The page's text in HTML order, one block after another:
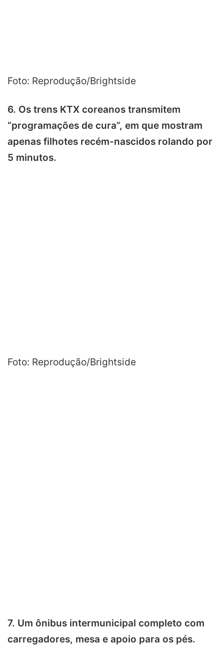
Foto: Reprodução/Brightside
6. Os trens KTX coreanos transmitem
“programações de cura”, em que mostram
apenas filhotes recém-nascidos rolando por
5 minutos.
Foto: Reprodução/Brightside
7. Um ônibus intermunicipal completo com
carregadores, mesa e apoio para os pés.